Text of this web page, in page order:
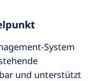
System
und unterstützt